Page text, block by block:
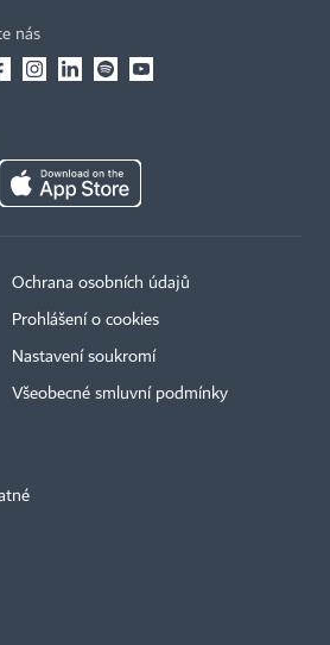
nás
Ochrana osobních údajů
Prohlášení o cookies
Nastavení soukromí
Všeobecné smluvní podmínky